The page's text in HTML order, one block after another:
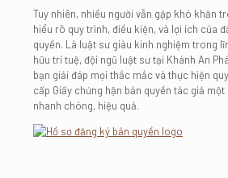
Tuy nhiên, nhiều người vẫn gặp khó khăn
hiểu rõ quy trình, điều kiện, và lợi ích của
quyền. Là luật sư giàu kinh nghiệm trong
hữu trí tuệ, đội ngũ luật sư tại Khánh An
bạn giải đáp mọi thắc mắc và thực hiện
cấp Giấy chứng hận bản quyền tác giả một
nhanh chóng, hiệu quả.